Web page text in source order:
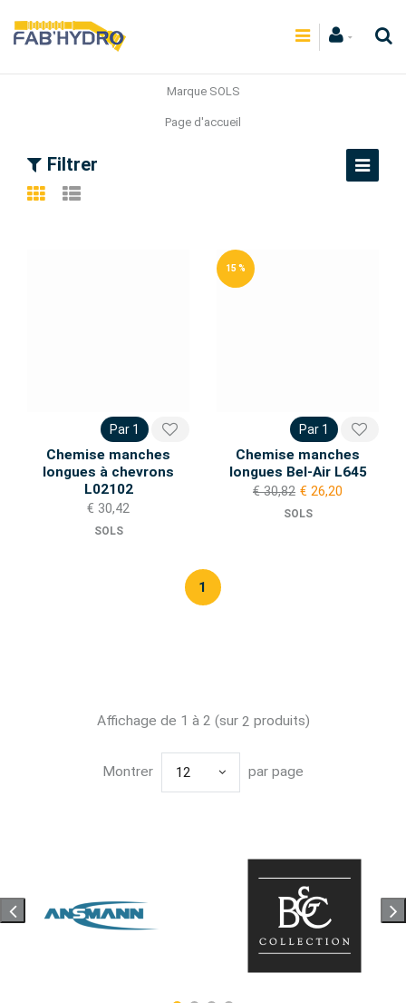
Marque SOLS
Page d'accueil
Filtrer
Par 1
Chemise manches
longues à chevrons
L02102
€ 30,42
SOLS
15 %
Par 1
Chemise manches
longues Bel-Air L645
€ 30,82 € 26,20
SOLS
1
Affichage de 1 à 2 (sur 2 produits)
Montrer 12 par page